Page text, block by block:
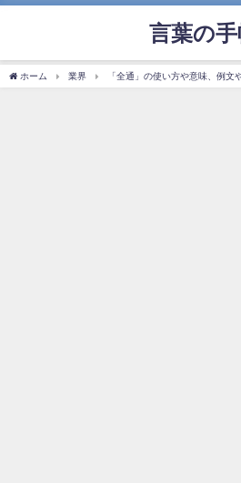
言葉の手
ホーム 業界 「全通」の使い方や意味、例文